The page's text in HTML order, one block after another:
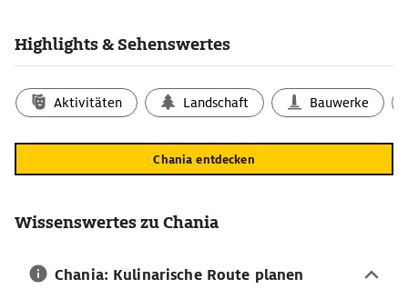
Sehenswürdigkeiten
Dreh- und Angelpunkt der zweitgrößten Stadt Kretas ist der
venezianische Hafen mit seinen charakteristischen bunten
Häusern und den historischenSchiffshallen Arsenale, die heute
beherbergen. Am Ende der Hafenmole steht das Wahrzeichen
Chanias, der venezianische Leuchtturm. Von seiner kleinen
die Altstadt mit der Kathedrale Trimartyri und der berühmten
Osmanische Moschee
beeindruckt.
Highlights & Sehenswertes
Aktivitäten Landschaft Bauwerke
Chania entdecken
Wissenswertes zu Chania
Chania: Kulinarische Route planen